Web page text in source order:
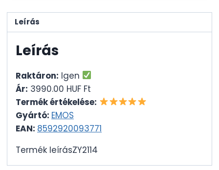
Leírás
Leírás
Raktáron: Igen
Ár: 3990.00 HUF Ft
Termék értékelése:
Gyártó: EMOS
EAN: 8592920093771
Termék leírásZY2114